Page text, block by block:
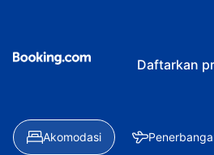
Daftarkan
Akomodasi